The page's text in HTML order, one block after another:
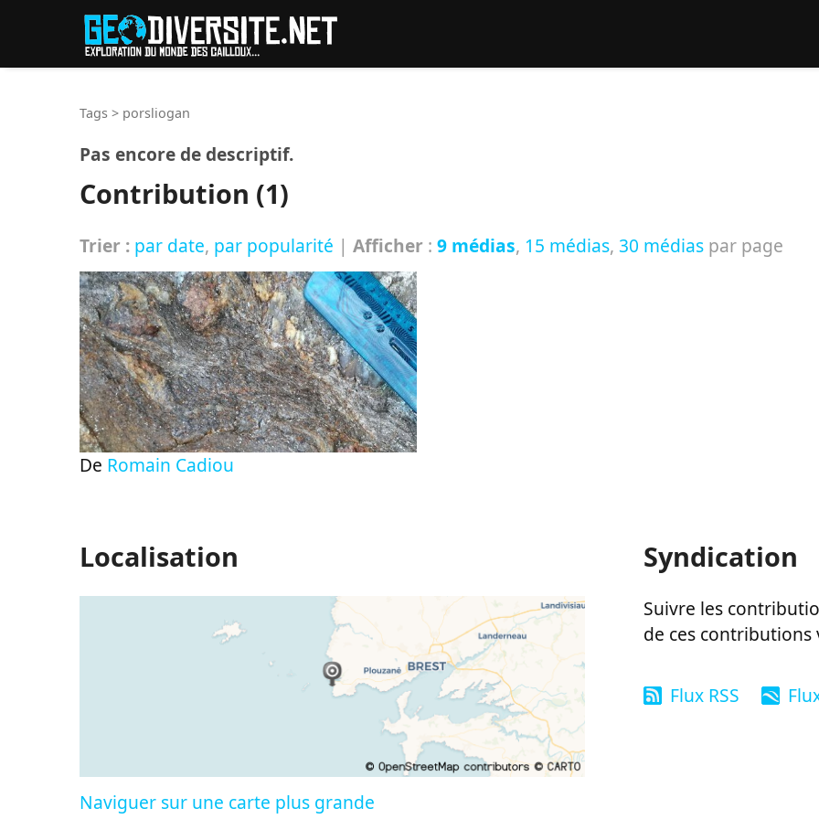
Tags > porsliogan
Pas encore de descriptif.
Contribution (1)
Trier : par date, par popularité | Afficher : 9 médias, 15 médias, 30 médias par page
De Romain Cadiou
Localisation
Naviguer sur une carte plus grande
Syndication
Suivre les
de ces
Flux RSS